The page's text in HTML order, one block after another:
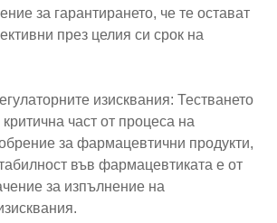
за гарантирането, че те остават
през целия си срок на
изисквания: Тестването
част от процеса на
за фармацевтични продукти,
във фармацевтиката е от
за изпълнение на